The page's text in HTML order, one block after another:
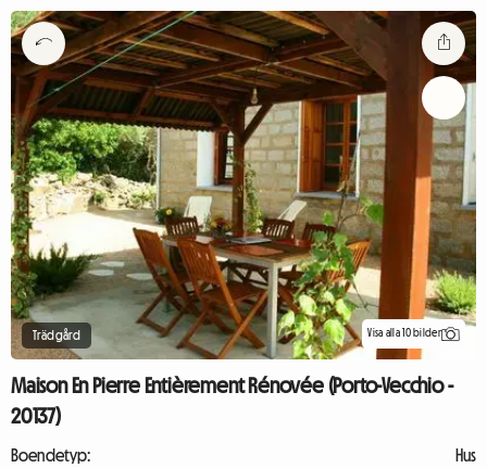
Trädgård Visa alla 10 bilder
Maison En Pierre Entièrement Rénovée (Porto-Vecchio -
20137)
Boendetyp:
Hus